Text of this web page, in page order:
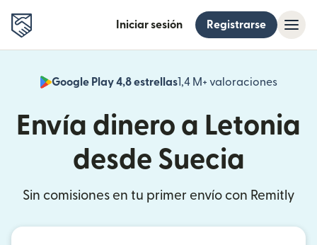
Iniciar sesión Registrarse
Google Play 4,8 estrellas1,4 M+ valoraciones
(se
Envía dinero a Letonia
desde Suecia
Sin comisiones en tu primer envío con Remitly